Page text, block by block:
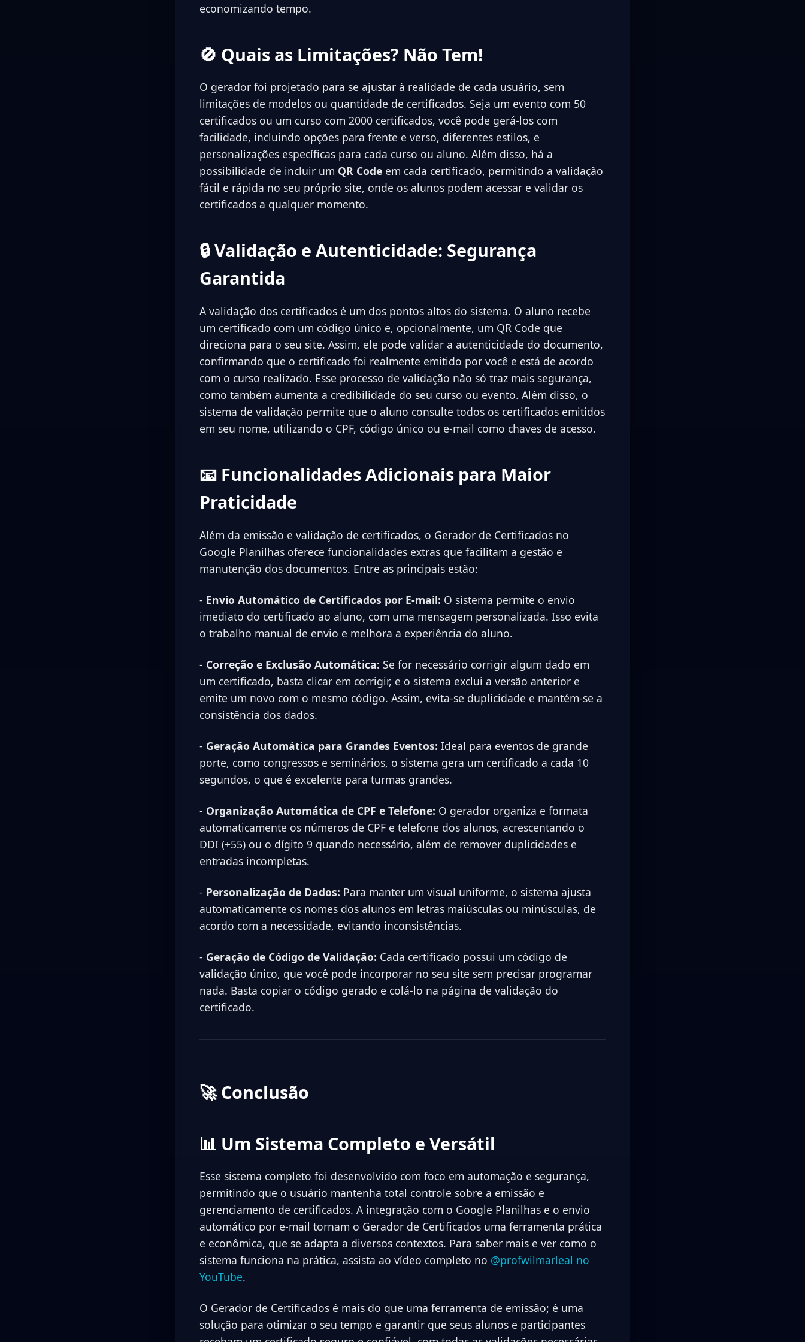
economizando tempo.
🚫 Quais as Limitações? Não Tem!
O gerador foi projetado para se ajustar à realidade de cada usuário, sem
limitações de modelos ou quantidade de certificados. Seja um evento com 50
certificados ou um curso com 2000 certificados, você pode gerá-los com
facilidade, incluindo opções para frente e verso, diferentes estilos, e
personalizações específicas para cada curso ou aluno. Além disso, há a
possibilidade de incluir um QR Code em cada certificado, permitindo a validação
fácil e rápida no seu próprio site, onde os alunos podem acessar e validar os
certificados a qualquer momento.
🔒 Validação e Autenticidade: Segurança
Garantida
A validação dos certificados é um dos pontos altos do sistema. O aluno recebe
um certificado com um código único e, opcionalmente, um QR Code que
direciona para o seu site. Assim, ele pode validar a autenticidade do documento,
confirmando que o certificado foi realmente emitido por você e está de acordo
com o curso realizado. Esse processo de validação não só traz mais segurança,
como também aumenta a credibilidade do seu curso ou evento. Além disso, o
sistema de validação permite que o aluno consulte todos os certificados emitidos
em seu nome, utilizando o CPF, código único ou e-mail como chaves de acesso.
📧 Funcionalidades Adicionais para Maior
Praticidade
Além da emissão e validação de certificados, o Gerador de Certificados no
Google Planilhas oferece funcionalidades extras que facilitam a gestão e
manutenção dos documentos. Entre as principais estão:
- Envio Automático de Certificados por E-mail: O sistema permite o envio
imediato do certificado ao aluno, com uma mensagem personalizada. Isso evita
o trabalho manual de envio e melhora a experiência do aluno.
- Correção e Exclusão Automática: Se for necessário corrigir algum dado em
um certificado, basta clicar em corrigir, e o sistema exclui a versão anterior e
emite um novo com o mesmo código. Assim, evita-se duplicidade e mantém-se a
consistência dos dados.
- Geração Automática para Grandes Eventos: Ideal para eventos de grande
porte, como congressos e seminários, o sistema gera um certificado a cada 10
segundos, o que é excelente para turmas grandes.
- Organização Automática de CPF e Telefone: O gerador organiza e formata
automaticamente os números de CPF e telefone dos alunos, acrescentando o
DDI (+55) ou o dígito 9 quando necessário, além de remover duplicidades e
entradas incompletas.
- Personalização de Dados: Para manter um visual uniforme, o sistema ajusta
automaticamente os nomes dos alunos em letras maiúsculas ou minúsculas, de
acordo com a necessidade, evitando inconsistências.
- Geração de Código de Validação: Cada certificado possui um código de
validação único, que você pode incorporar no seu site sem precisar programar
nada. Basta copiar o código gerado e colá-lo na página de validação do
certificado.
🚀 Conclusão
📊 Um Sistema Completo e Versátil
Esse sistema completo foi desenvolvido com foco em automação e segurança,
permitindo que o usuário mantenha total controle sobre a emissão e
gerenciamento de certificados. A integração com o Google Planilhas e o envio
automático por e-mail tornam o Gerador de Certificados uma ferramenta prática
e econômica, que se adapta a diversos contextos. Para saber mais e ver como o
sistema funciona na prática, assista ao vídeo completo no @profwilmarleal no
YouTube.
O Gerador de Certificados é mais do que uma ferramenta de emissão; é uma
solução para otimizar o seu tempo e garantir que seus alunos e participantes